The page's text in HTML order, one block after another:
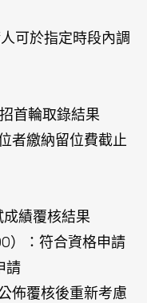
可於指定時段內調
首輪取錄結果
者繳納留位費截止
績覆核結果
）：符合資格申請
請
佈覆核後重新考慮